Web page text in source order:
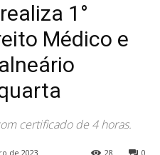
1°
Médico e
certificado de 4 horas.
de 2023 0
28